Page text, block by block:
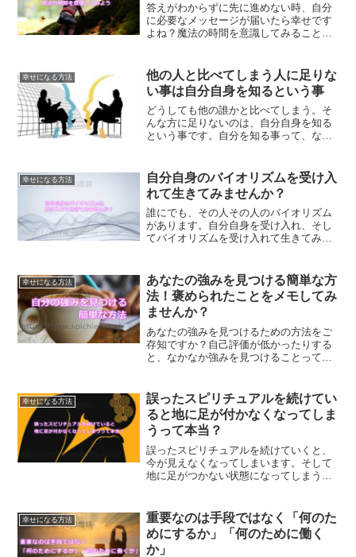
答えがわからずに先に進めない時、自分
に必要なメッセージが届いたら幸せです
よね？魔法の時間を意識してみること
を神界からいただく方法とは？
幸せになる方法
他の人と比べてしまう人に足りな
い事は自分自身を知るという事
どうしても他の誰かと比べてしまう。そ
んな方に足りないのは、自分自身を知る
という事です。自分を知る事って、なか
れてるとか、そういう事で感じるもので
はありませんよね？
幸せになる方法
自分自身のバイオリズムを受け入
れて生きてみませんか？
誰にでも、その人その人のバイオリズム
があります。自分自身を受け入れ、そし
てバイオリズムを受け入れて生きてみる
リズムを受け入れることについて、ご紹
介していきます。
幸せになる方法
あなたの強みを見つける簡単な方
法！褒められたことをメモしてみ
ませんか？
あなたの強みを見つけるための方法をご
存知ですか？自己評価が低かったりする
と、なかなか強みを見つけることって難
るということについて、解説します。
幸せになる方法
誤ったスピリチュアルを続けてい
ると地に足が付かなくなってしま
うって本当？
誤ったスピリチュアルを続けていくと、
今が見えなくなってしまいます。そして
地に足がつかない状態になってしまう可
ばかりではなく、今ここをもっと見つめ
てみませんか？
幸せになる方法
重要なのは手段ではなく「何のた
めにするか」「何のために働く
か」